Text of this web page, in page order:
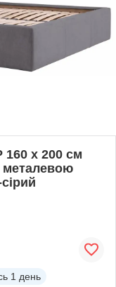
160 х 200 см
металевою
1 день